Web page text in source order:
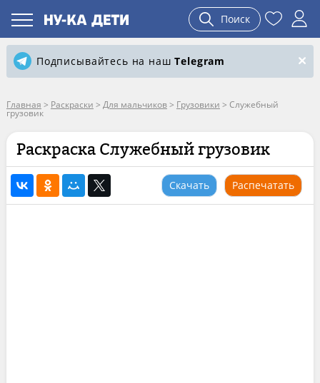
Поиск
Подписывайтесь на нашTelegram
Главная > Раскраски > Для мальчиков> Грузовики > Служебный
грузовик
Раскраска Служебный грузовик
Скачать Распечатать